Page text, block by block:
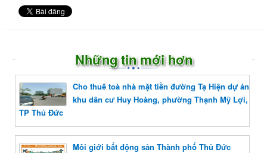
Những tin mới hơn
Cho thuê toà nhà mặt tiền đường Tạ Hiện dự án
khu dân cư Huy Hoàng, phường Thạnh Mỹ Lợi,
TP Thủ Đức
Môi giới bất động sản Thành phố Thủ Đức